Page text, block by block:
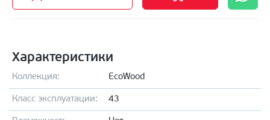
Характеристики
Коллекция: EcoWood
Класс эксплуатации: 43